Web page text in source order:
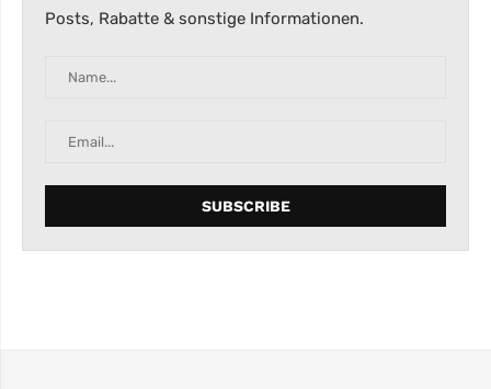
Posts, Rabatte & sonstige Informationen.